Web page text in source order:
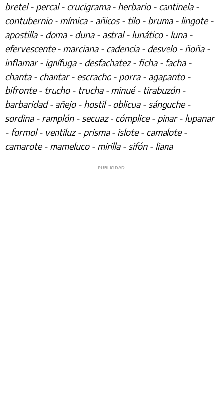
bretel - percal - crucigrama - herbario - cantinela -
contubernio - mímica - añicos - tilo - bruma - lingote -
apostilla - doma - duna - astral - lunático - luna -
efervescente - marciana - cadencia - desvelo - ñoña -
inflamar - ignífuga - desfachatez - ficha - facha -
chanta - chantar - escracho - porra - agapanto -
bifronte - trucho - trucha - minué - tirabuzón -
barbaridad - añejo - hostil - oblicua - sánguche -
sordina - ramplón - secuaz - cómplice - pinar - lupanar
- formol - ventiluz - prisma - islote - camalote -
camarote - mameluco - mirilla - sifón - liana